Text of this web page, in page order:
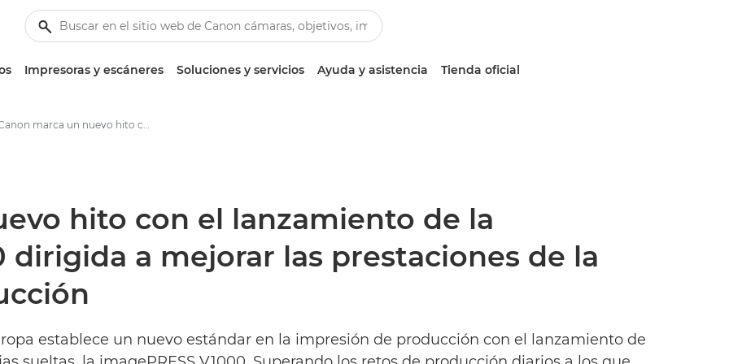
Impresoras y escáneres Soluciones y servicios Ayuda y asistencia Tienda oficial
Canon marca un nuevo hito con el lanzamiento de la imagePRESS V1000 dirigida a mejorar las prestaciones de la impresión de producción - Centro de prensa de Canon
hito con el lanzamiento de la
dirigida a mejorar las prestaciones de la
establece un nuevo estándar en la impresión de producción con el lanzamiento de